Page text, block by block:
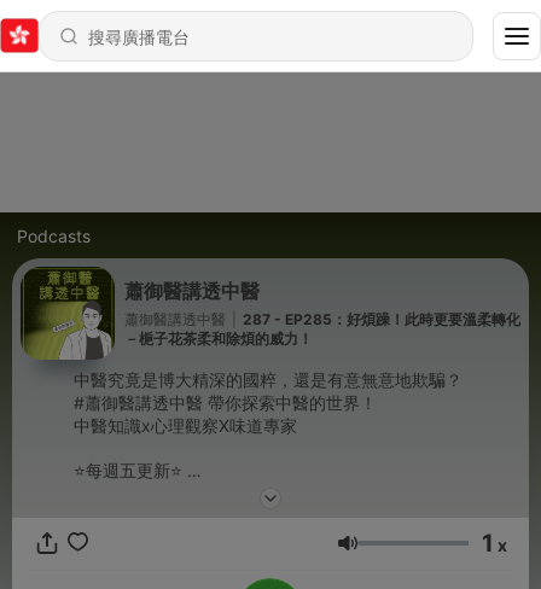
Podcasts
蕭御醫講透中醫
蕭御醫講透中醫
287 - EP285：好煩躁！此時更要溫柔轉化
－梔子花茶柔和除煩的威力！
中醫究竟是博大精深的國粹，還是有意無意地欺騙？
#蕭御醫講透中醫 帶你探索中醫的世界！
中醫知識x心理觀察X味道專家
⭐每週五更新⭐
🔎Facebook｜蕭御醫講透中醫
音量 1 x